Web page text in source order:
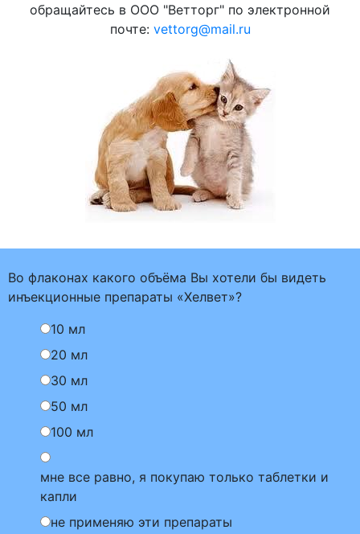
обращайтесь в ООО "Ветторг" по электронной
почте: vettorg@mail.ru
Во флаконах какого объёма Вы хотели бы видеть
инъекционные препараты «Хелвет»?
10 мл
20 мл
30 мл
50 мл
100 мл
мне все равно, я покупаю только таблетки и
капли
не применяю эти препараты